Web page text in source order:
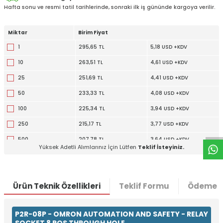
Hafta sonu ve resmi tatil tarihlerinde, sonraki ilk iş gününde kargoya verilir.
Miktar
Birim Fiyat
1
295,65 TL 5,18 USD +KDV
10 263,51 TL 4,61 USD +KDV
25 251,69 TL 4,41 USD +KDV
50 233,33 TL 4,08 USD +KDV
100 225,34 TL 3,94 USD +KDV
250 215,17 TL 3,77 USD +KDV
500 207,78 TL 3,64 USD +KDV
Yüksek Adetli Alımlarınız İçin Lütfen Teklif İsteyiniz.
Ürün Teknik Özellikleri Teklif Formu Ödeme
P2R-08P - OMRON AUTOMATION AND SAFETY - RELAY